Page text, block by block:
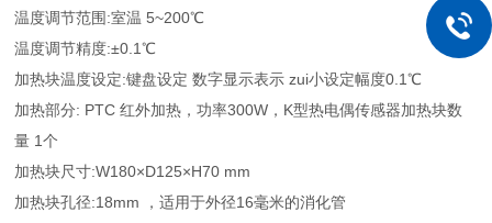
温度调节范围:室温 5~200℃
温度调节精度:±0.1℃
加热块温度设定:键盘设定 数字显示表示 zui小设定幅度0.1℃
加热部分: PTC 红外加热，功率300W，K型热电偶传感器加热块数
量 1个
加热块尺寸:W180×D125×H70 mm
加热块孔径:18mm ，适用于外径16毫米的消化管